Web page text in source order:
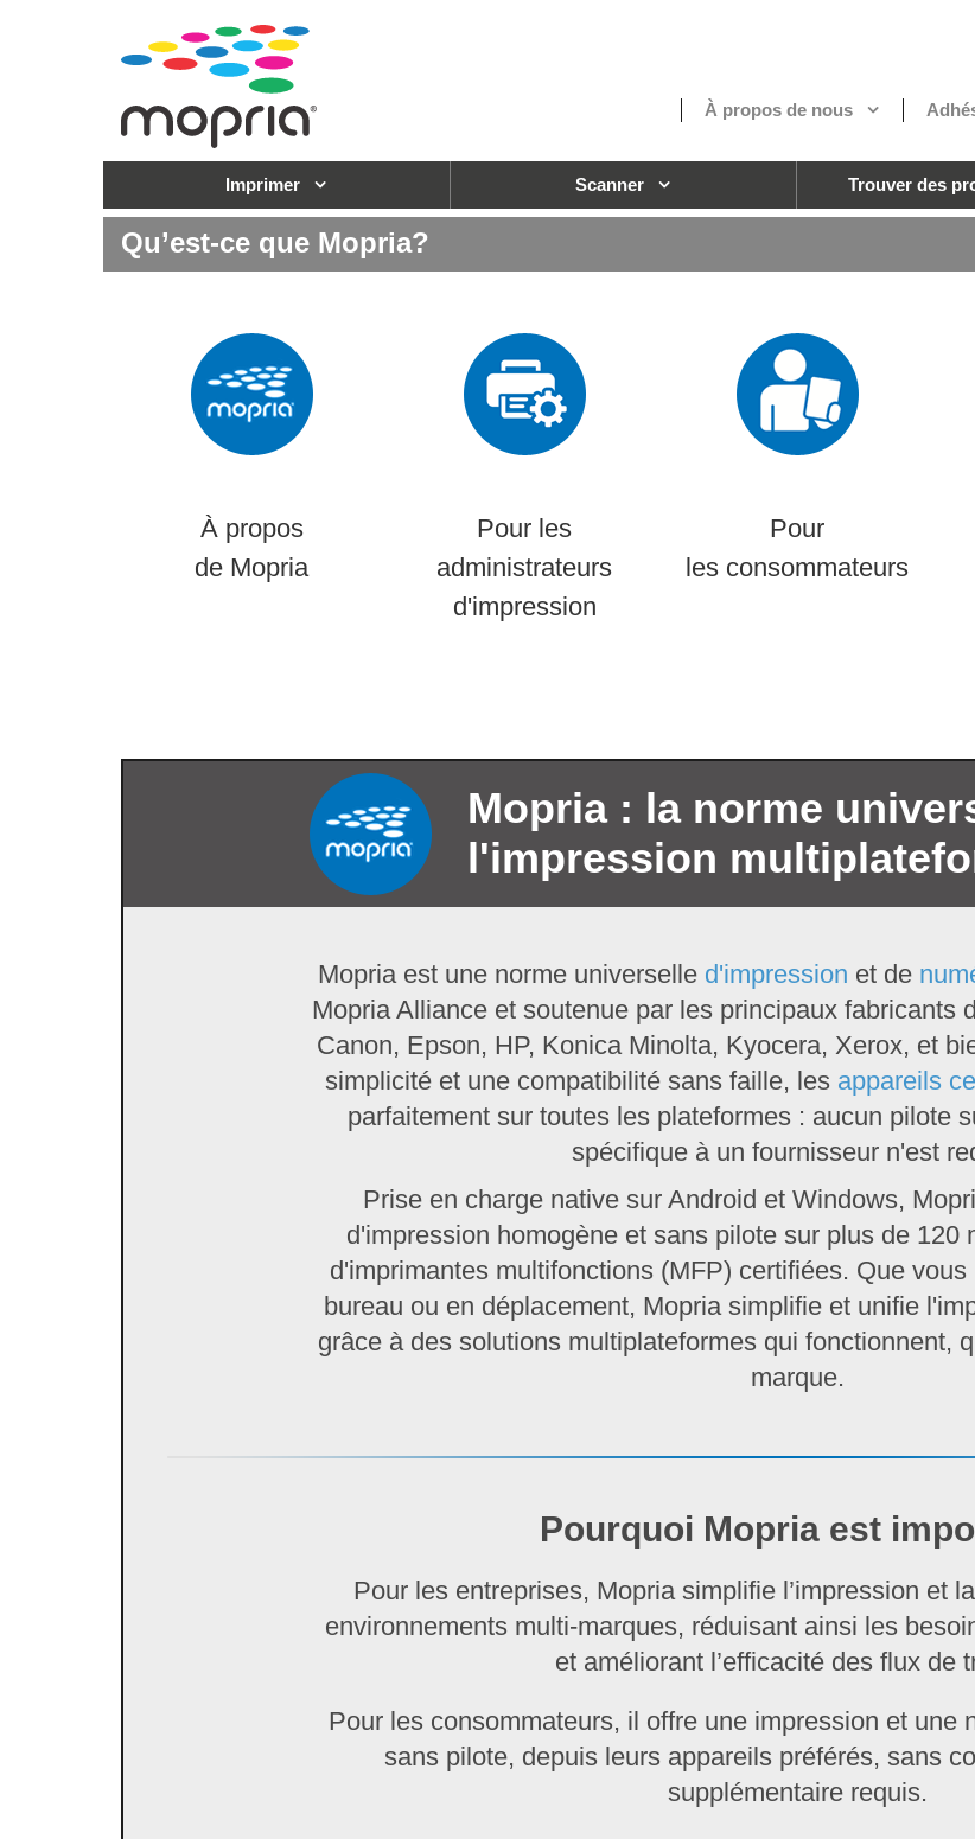
À propos de nous
Imprimer Scanner Trouver des
Qu’est-ce que Mopria?
À propos
de Mopria
Pour les
administrateurs
d'impression
Pour
les consommateurs
Mopria : la norme
l'impression
Mopria est une norme universelle d'impression et de
Mopria Alliance et soutenue par les principaux fabricants
Canon, Epson, HP, Konica Minolta, Kyocera, Xerox, et
simplicité et une compatibilité sans faille, les appareils
parfaitement sur toutes les plateformes : aucun pilote
spécifique à un fournisseur n'est
Prise en charge native sur Android et Windows,
d'impression homogène et sans pilote sur plus de 120
d'imprimantes multifonctions (MFP) certifiées. Que
bureau ou en déplacement, Mopria simplifie et unifie
grâce à des solutions multiplateformes qui fonctionnent,
marque.
Pourquoi Mopria est
Pour les entreprises, Mopria simplifie l’impression et
environnements multi-marques, réduisant ainsi les
et améliorant l’efficacité des flux de
Pour les consommateurs, il offre une impression et une
sans pilote, depuis leurs appareils préférés, sans
supplémentaire requis.